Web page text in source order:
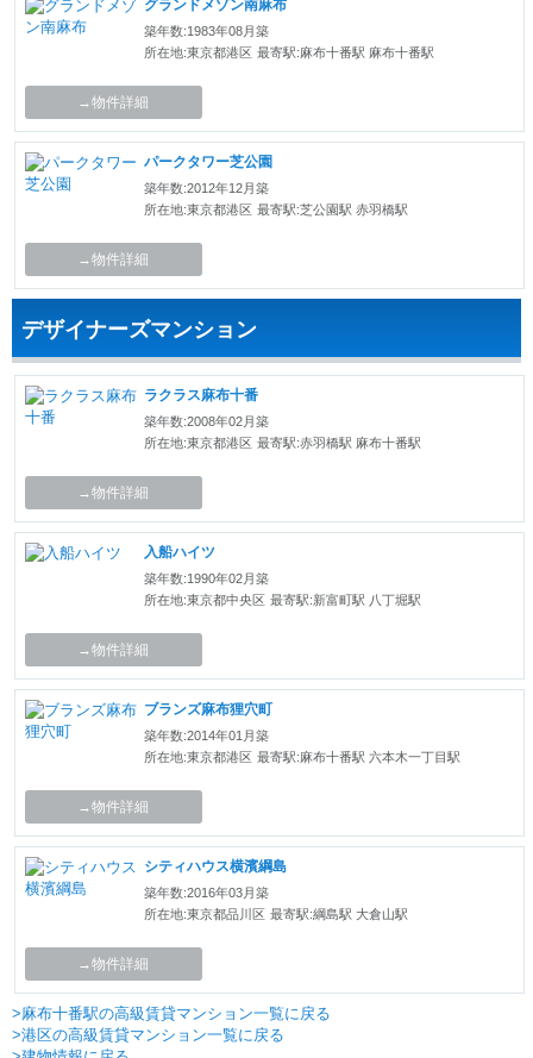
グランドメゾン南麻布
築年数:1983年08月築
所在地:東京都港区 最寄駅:麻布十番駅 麻布十番駅
→物件詳細
パークタワー芝公園
築年数:2012年12月築
所在地:東京都港区 最寄駅:芝公園駅 赤羽橋駅
→物件詳細
デザイナーズマンション
ラクラス麻布十番
築年数:2008年02月築
所在地:東京都港区 最寄駅:赤羽橋駅 麻布十番駅
→物件詳細
入船ハイツ
築年数:1990年02月築
所在地:東京都中央区 最寄駅:新富町駅 八丁堀駅
→物件詳細
ブランズ麻布狸穴町
築年数:2014年01月築
所在地:東京都港区 最寄駅:麻布十番駅 六本木一丁目駅
→物件詳細
シティハウス横濱綱島
築年数:2016年03月築
所在地:東京都品川区 最寄駅:綱島駅 大倉山駅
→物件詳細
>麻布十番駅の高級賃貸マンション一覧に戻る
>港区の高級賃貸マンション一覧に戻る